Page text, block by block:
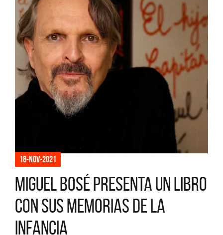
18-nov-2021
Miguel Bosé presenta un libro
con sus memorias de la
infancia